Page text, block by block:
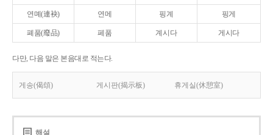
연몌(連袂) 연메 핑계 핑게
폐품(廢品) 페품 계시다 게시다
다만, 다음 말은 본음대로 적는다.
게송(偈頌) 게시판(揭示板) 휴게실(休憩室)
해설